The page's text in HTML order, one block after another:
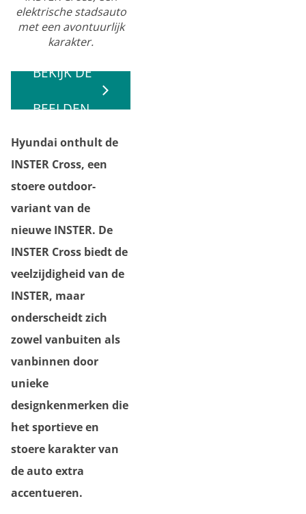
BEKIJK DE
BEELDEN
Hyundai onthult de
INSTER Cross, een
stoere outdoor-
variant van de
nieuwe INSTER. De
INSTER Cross biedt de
veelzijdigheid van de
INSTER, maar
onderscheidt zich
zowel vanbuiten als
vanbinnen door
unieke
designkenmerken die
het sportieve en
stoere karakter van
de auto extra
accentueren.